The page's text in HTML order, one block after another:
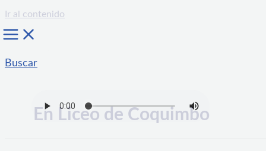
Ir al contenido
Buscar
En Liceo de Coquimbo